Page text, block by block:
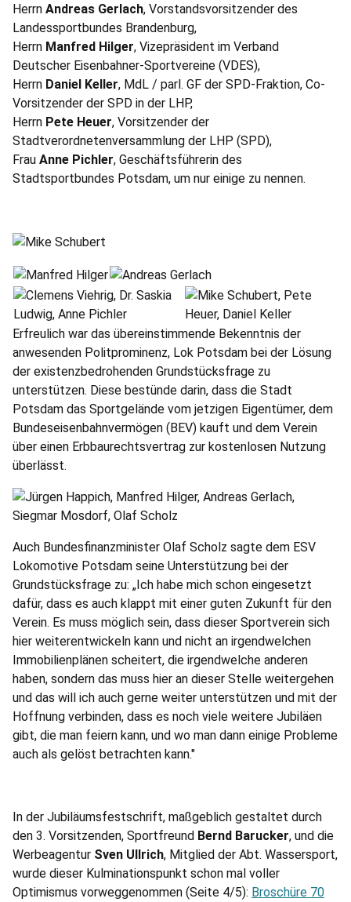
Herrn Andreas Gerlach, Vorstandsvorsitzender des
Landessportbundes Brandenburg,
Herrn Manfred Hilger, Vizepräsident im Verband
Deutscher Eisenbahner-Sportvereine (VDES),
Herrn Daniel Keller, MdL / parl. GF der SPD-Fraktion, Co-
Vorsitzender der SPD in der LHP,
Herrn Pete Heuer, Vorsitzender der
Stadtverordnetenversammlung der LHP (SPD),
Frau Anne Pichler, Geschäftsführerin des
Stadtsportbundes Potsdam, um nur einige zu nennen.
Erfreulich war das übereinstimmende Bekenntnis der
anwesenden Politprominenz, Lok Potsdam bei der Lösung
der existenzbedrohenden Grundstücksfrage zu
unterstützen. Diese bestünde darin, dass die Stadt
Potsdam das Sportgelände vom jetzigen Eigentümer, dem
Bundeseisenbahnvermögen (BEV) kauft und dem Verein
über einen Erbbaurechtsvertrag zur kostenlosen Nutzung
überlässt.
Auch Bundesfinanzminister Olaf Scholz sagte dem ESV
Lokomotive Potsdam seine Unterstützung bei der
Grundstücksfrage zu: „Ich habe mich schon eingesetzt
dafür, dass es auch klappt mit einer guten Zukunft für den
Verein. Es muss möglich sein, dass dieser Sportverein sich
hier weiterentwickeln kann und nicht an irgendwelchen
Immobilienplänen scheitert, die irgendwelche anderen
haben, sondern das muss hier an dieser Stelle weitergehen
und das will ich auch gerne weiter unterstützen und mit der
Hoffnung verbinden, dass es noch viele weitere Jubiläen
gibt, die man feiern kann, und wo man dann einige Probleme
auch als gelöst betrachten kann."
In der Jubiläumsfestschrift, maßgeblich gestaltet durch
den 3. Vorsitzenden, Sportfreund Bernd Barucker, und die
Werbeagentur Sven Ullrich, Mitglied der Abt. Wassersport,
wurde dieser Kulminationspunkt schon mal voller
Optimismus vorweggenommen (Seite 4/5): Broschüre 70